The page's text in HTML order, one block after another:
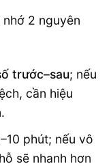
2 nguyên
trước–sau; nếu
cần hiệu
phút; nếu vô
sẽ nhanh hơn